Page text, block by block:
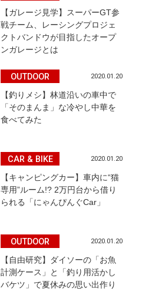
【ガレージ見学】スーパーGT参
戦チーム、レーシングプロジェ
クトバンドウが目指したオープ
ンガレージとは
OUTDOOR 2020.01.20
【釣りメシ】林道沿いの車中で
「そのまんま」な冷やし中華を
食べてみた
CAR & BIKE 2020.01.20
【キャンピングカー】車内に“猫
専用”ルーム!? 2万円台から借り
られる「にゃんぴんぐCar」
OUTDOOR 2020.01.20
【自由研究】ダイソーの「お魚
計測ケース」と「釣り用活かし
バケツ」で夏休みの思い出作り